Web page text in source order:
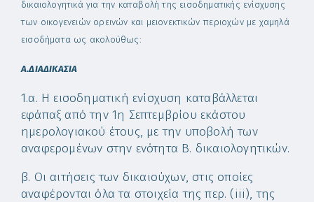
δικαιολογητικά για την καταβολή της εισοδηματικής ενίσχυσης
των οικογενειών ορεινών και μειονεκτικών περιοχών με χαμηλά
εισοδήματα ως ακολούθως:
Α.ΔΙΑΔΙΚΑΣΙΑ
1.α. Η εισοδηματική ενίσχυση καταβάλλεται
εφάπαξ από την 1η Σεπτεμβρίου εκάστου
ημερολογιακού έτους, με την υποβολή των
αναφερομένων στην ενότητα Β. δικαιολογητικών.
β. Οι αιτήσεις των δικαιούχων, στις οποίες
αναφέρονται όλα τα στοιχεία της περ. (iii), της